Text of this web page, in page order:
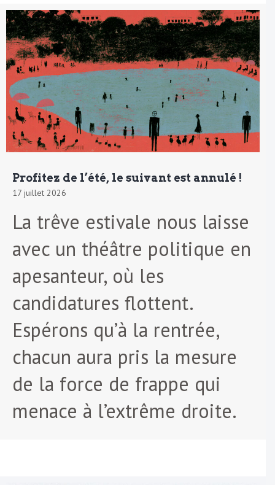
Profitez de l’été, le suivant est annulé !
17 juillet 2026
La trêve estivale nous laisse
avec un théâtre politique en
apesanteur, où les
candidatures flottent.
Espérons qu’à la rentrée,
chacun aura pris la mesure
de la force de frappe qui
menace à l’extrême droite.